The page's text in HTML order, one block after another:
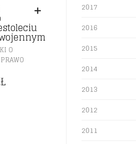
O
PRAWO
2017
2016
2015
2014
2013
2012
2011